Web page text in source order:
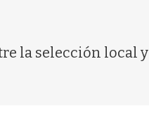
la selección local y